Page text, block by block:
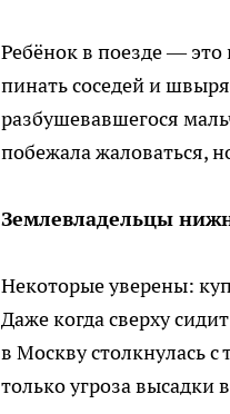
Ребёнок в поезде —
пинать соседей и
разбушевавшегося
побежала жаловаться,
Землевладельцы
Некоторые уверены:
Даже когда сверху
в Москву столкнулась с
только угроза высадки